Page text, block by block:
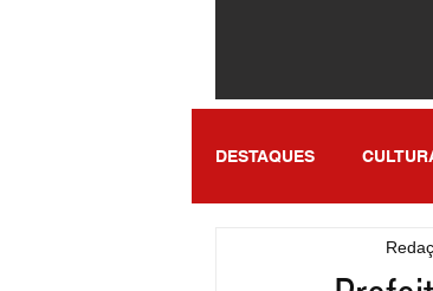
DESTAQUES
ENTRETENIMENTO